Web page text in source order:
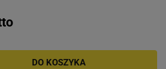
DO KOSZYKA